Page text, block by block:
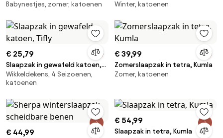
planetenprint, DIEGO
Babynestjes, zomer, katoenen
Maelo
Winter, katoenen
€ 25,79
Slaapzak in gewafeld katoen,
Tifly
Wikkeldekens, 4 Seizoenen,
katoenen
€ 39,99
Zomerslaapzak in tetra, Kumla
Zomer, katoenen
€ 44,99
€ 54,99
Slaapzak in tetra, Kumla